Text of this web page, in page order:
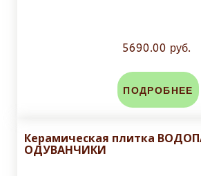
5690.00 руб.
ПОДРОБНЕЕ
Керамическая плитка
ОДУВАНЧИКИ